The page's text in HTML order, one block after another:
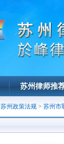
苏州律师推
苏州政策法规 > 苏州市